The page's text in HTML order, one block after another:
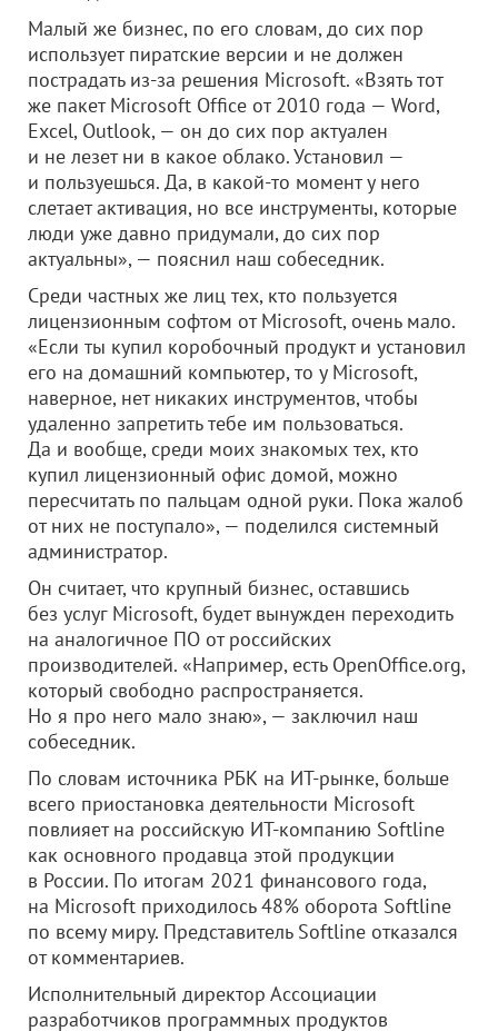
Малый же бизнес, по его словам, до сих пор
использует пиратские версии и не должен
пострадать из-за решения Microsoft. «Взять тот
же пакет Microsoft Office от 2010 года — Word,
Excel, Outlook, — он до сих пор актуален
и не лезет ни в какое облако. Установил —
и пользуешься. Да, в какой-то момент у него
слетает активация, но все инструменты, которые
люди уже давно придумали, до сих пор
актуальны», — пояснил наш собеседник.
Среди частных же лиц тех, кто пользуется
лицензионным софтом от Microsoft, очень мало.
«Если ты купил коробочный продукт и установил
его на домашний компьютер, то у Microsoft,
наверное, нет никаких инструментов, чтобы
удаленно запретить тебе им пользоваться.
Да и вообще, среди моих знакомых тех, кто
купил лицензионный офис домой, можно
пересчитать по пальцам одной руки. Пока жалоб
от них не поступало», — поделился системный
администратор.
Он считает, что крупный бизнес, оставшись
без услуг Microsoft, будет вынужден переходить
на аналогичное ПО от российских
производителей. «Например, есть OpenOffice.org,
который свободно распространяется.
Но я про него мало знаю», — заключил наш
собеседник.
По словам источника РБК на ИТ-рынке, больше
всего приостановка деятельности Microsoft
повлияет на российскую ИТ-компанию Softline
как основного продавца этой продукции
в России. По итогам 2021 финансового года,
на Microsoft приходилось 48% оборота Softline
по всему миру. Представитель Softline отказался
от комментариев.
Исполнительный директор Ассоциации
разработчиков программных продуктов